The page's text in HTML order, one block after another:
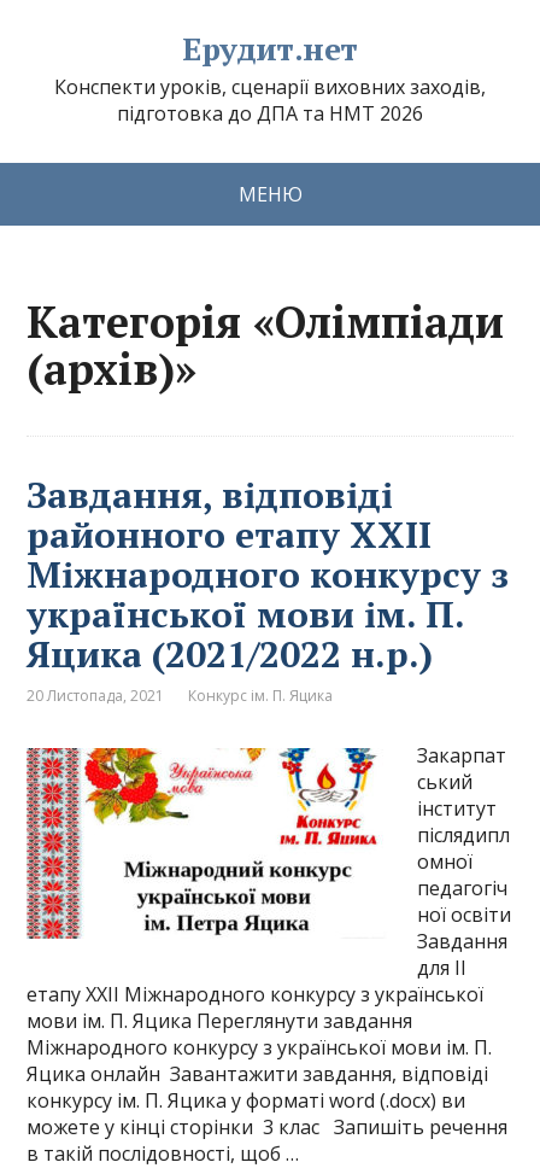
Ерудит.нет
Конспекти уроків, сценарії виховних заходів,
підготовка до ДПА та НМТ 2026
МЕНЮ
Категорія «Олімпіади
(архів)»
Завдання, відповіді
районного етапу ХХІІ
Міжнародного конкурсу з
української мови ім. П.
Яцика (2021/2022 н.р.)
20 Листопада, 2021 Конкурс ім. П. Яцика
Закарпат
ський
інститут
післядипл
омної
педагогіч
ної освіти
Завдання
для ІІ
етапу ХХІІ Міжнародного конкурсу з української
мови ім. П. Яцика Переглянути завдання
Міжнародного конкурсу з української мови ім. П.
Яцика онлайн Завантажити завдання, відповіді
конкурсу ім. П. Яцика у форматі word (.docx) ви
можете у кінці сторінки 3 клас Запишіть речення
в такій послідовності, щоб …